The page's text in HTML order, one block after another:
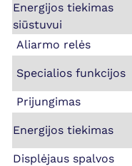
Energijos tiekimas
siūstuvui
Aliarmo relės
Specialios funkcijos
Prijungimas
Energijos tiekimas
Displėjaus spalvos